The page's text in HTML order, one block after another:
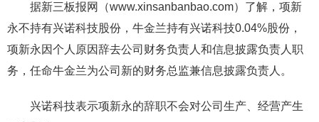
据新三板报网（www.xinsanbanbao.com）了解，项新
永不持有兴诺科技股份，牛金兰持有兴诺科技0.04%股份，
项新永因个人原因辞去公司财务负责人和信息披露负责人职
务，任命牛金兰为公司新的财务总监兼信息披露负责人。
兴诺科技表示项新永的辞职不会对公司生产、经营产生